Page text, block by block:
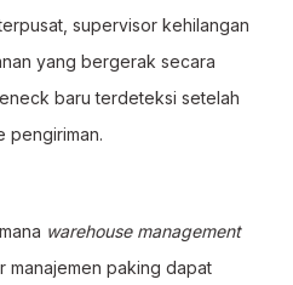
supervisor kehilangan
yang bergerak secara
baru terdeteksi setelah
pengiriman.
warehouse management
manajemen paking dapat